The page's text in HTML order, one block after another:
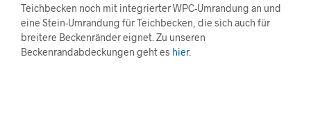
Teichbecken noch mit integrierter WPC-Umrandung an und
eine Stein-Umrandung für Teichbecken, die sich auch für
breitere Beckenränder eignet. Zu unseren
Beckenrandabdeckungen geht es hier.